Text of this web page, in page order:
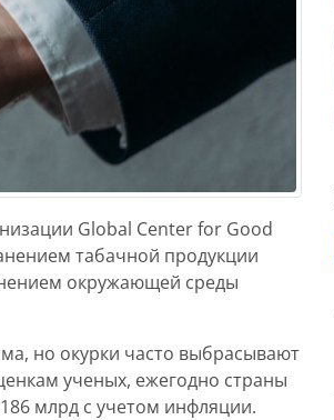
Global Center for Good
табачной продукции
окружающей среды
но окурки часто выбрасывают
ученых, ежегодно страны
млрд с учетом инфляции.